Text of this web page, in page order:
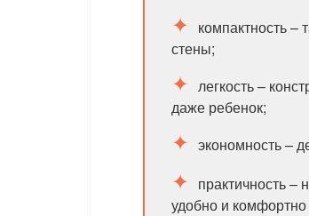
компактность –
стены;
легкость –
даже ребенок;
экономность –
практичность –
удобно и комфортно